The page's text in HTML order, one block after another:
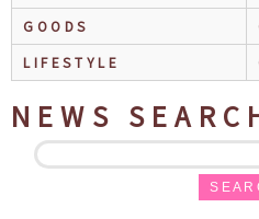
GOODS
LIFESTYLE
NEWS